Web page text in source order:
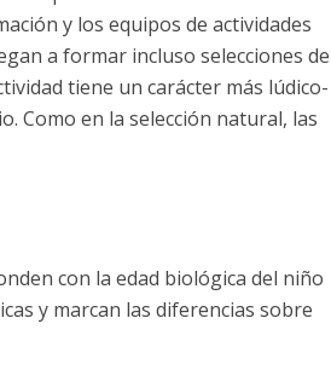
y los equipos de actividades
a formar incluso selecciones de
tiene un carácter más lúdico-
Como en la selección natural, las
con la edad biológica del niño
y marcan las diferencias sobre